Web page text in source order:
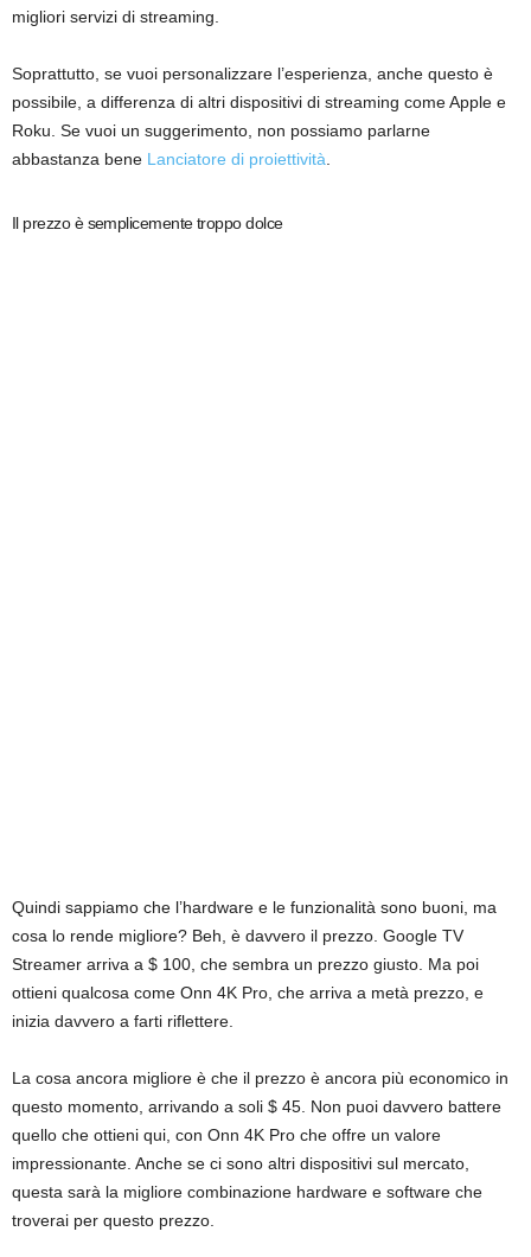
migliori servizi di streaming.
Soprattutto, se vuoi personalizzare l’esperienza, anche questo è
possibile, a differenza di altri dispositivi di streaming come Apple e
Roku. Se vuoi un suggerimento, non possiamo parlarne
abbastanza bene Lanciatore di proiettività.
Il prezzo è semplicemente troppo dolce
Quindi sappiamo che l’hardware e le funzionalità sono buoni, ma
cosa lo rende migliore? Beh, è ​​davvero il prezzo. Google TV
Streamer arriva a $ 100, che sembra un prezzo giusto. Ma poi
ottieni qualcosa come Onn 4K Pro, che arriva a metà prezzo, e
inizia davvero a farti riflettere.
La cosa ancora migliore è che il prezzo è ancora più economico in
questo momento, arrivando a soli $ 45. Non puoi davvero battere
quello che ottieni qui, con Onn 4K Pro che offre un valore
impressionante. Anche se ci sono altri dispositivi sul mercato,
questa sarà la migliore combinazione hardware e software che
troverai per questo prezzo.